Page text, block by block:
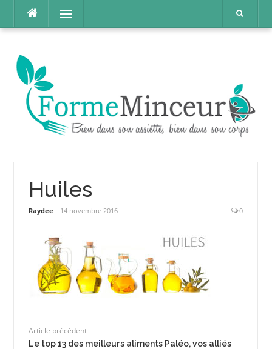
contenu
Menu
Huiles
Raydee 14 novembre 2016 0
Article précédent
Le top 13 des meilleurs aliments Paléo, vos alliés